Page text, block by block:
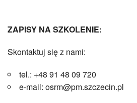
ZAPISY NA SZKOLENIE:
Skontaktuj się z nami:
tel.: +48 91 48 09 720
e-mail: osrm@pm.szczecin.pl